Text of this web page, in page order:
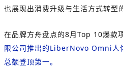
也展现出消费升级与生活方式转型
在品牌方舟盘点的8月Top 10爆款
限公司推出的LiberNovo Omni人
总额登顶第一。